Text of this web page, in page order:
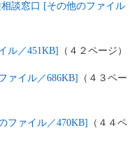
談窓口 [その他のファイル
ル／451KB] （４２ページ）
ァイル／686KB]
（４３ペー
ファイル／470KB]
（４４ペ